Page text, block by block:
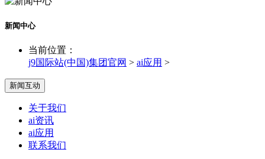
新闻中心
当前位置：
j9国际站(中国)集团官网 > ai应用 >
新闻互动
关于我们
ai资讯
ai应用
联系我们